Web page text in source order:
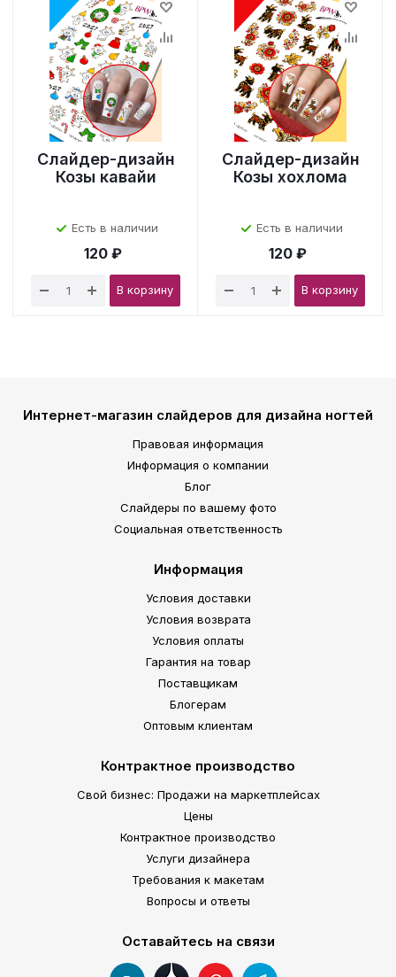
Слайдер-дизайн
Козы кавайи
Есть в наличии
120 ₽
В корзину
Слайдер-дизайн
Козы хохлома
Есть в наличии
120 ₽
В корзину
Интернет-магазин слайдеров для дизайна ногтей
Правовая информация
Информация о компании
Блог
Слайдеры по вашему фото
Социальная ответственность
Информация
Условия доставки
Условия возврата
Условия оплаты
Гарантия на товар
Поставщикам
Блогерам
Оптовым клиентам
Контрактное производство
Свой бизнес: Продажи на маркетплейсах
Цены
Контрактное производство
Услуги дизайнера
Требования к макетам
Вопросы и ответы
Оставайтесь на связи